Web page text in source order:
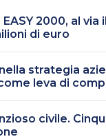
2000, al via
di euro
strategia
leva di
civile.